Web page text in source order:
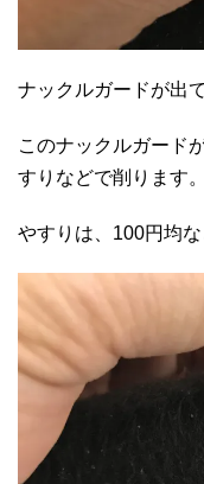
ナックルガードが出
このナックルガード
すりなどで削ります。
やすりは、100円均な